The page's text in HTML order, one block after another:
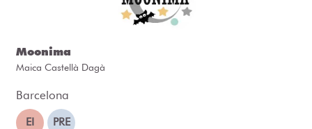
Moonima
Maica Castellà Dagà
Barcelona
EI PRE